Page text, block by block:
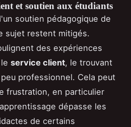
et soutien aux étudiants
soutien pédagogique de
sujet restent mitigés.
des expériences
service client, le trouvant
professionnel. Cela peut
frustration, en particulier
dépasse les
de certains